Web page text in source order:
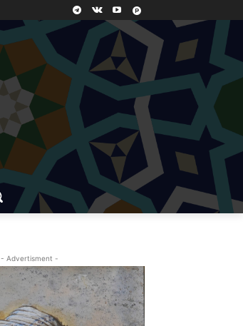
- Advertisment -